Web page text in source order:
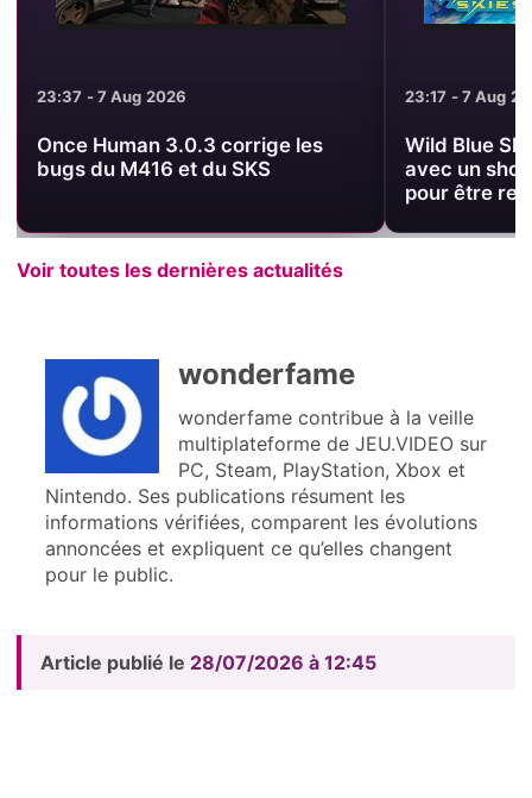
23:17 - 7 Aug 2026
Wild Blue Skies sortira le 13 août
avec un shooter arcade pensé
21:51 - 7 Aug
THQ Nordic
annonces
Voir toutes les dernières actualités
wonderfame
wonderfame contribue à la veille
multiplateforme de JEU.VIDEO sur
PC, Steam, PlayStation, Xbox et
Nintendo. Ses publications résument les
informations vérifiées, comparent les évolutions
annoncées et expliquent ce qu’elles changent
pour le public.
Article publié le 28/07/2026 à 12:45